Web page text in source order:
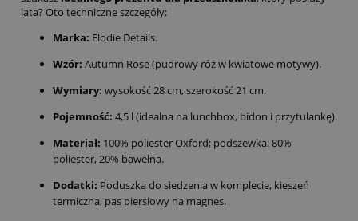
lata? Oto techniczne szczegóły:
Marka: Elodie Details.
Wzór: Autumn Rose (pudrowy róż w kwiatowe motywy).
Wymiary: wysokość 28 cm, szerokość 21 cm.
Pojemność: 4,5 l (idealna na lunchbox, bidon i przytulankę).
Materiał: 100% poliester Oxford; podszewka: 80%
poliester, 20% bawełna.
Dodatki: Poduszka do siedzenia w komplecie, kieszeń
termiczna, pas piersiowy na magnes.